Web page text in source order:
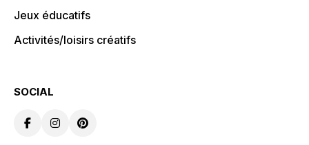
Jeux éducatifs
Activités/loisirs créatifs
SOCIAL